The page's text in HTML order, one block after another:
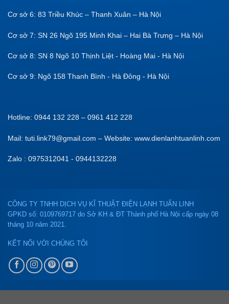
Cơ sở 6: 83 Triều Khúc – Thanh Xuân – Hà Nội
Cơ sở 7: SN 26 Ngõ 195 Minh Khai – Hai Bà Trưng – Hà Nội
Cơ sở 8: SN 8 Ngõ 10 Thịnh Liệt - Hoàng Mai - Hà Nội
Cơ sở 9: Ngõ 158 Thanh Bình - Hà Đông - Hà Nội
Hotline: 0944 132 228 – 0961 412 228
Mail: tuti.link79@gmail.com – Website: www.dienlanhtuanlinh.com
Zalo : 0975312041 - 0944132228
CÔNG TY TNHH DỊCH VỤ KĨ THUẬT ĐIỆN LẠNH TUẤN LINH
GPKD số: 0109769717 do Sở KH & ĐT Thành phố Hà Nội cấp ngày 08
tháng 10 năm 2021.
KẾT NỐI VỚI CHÚNG TÔI